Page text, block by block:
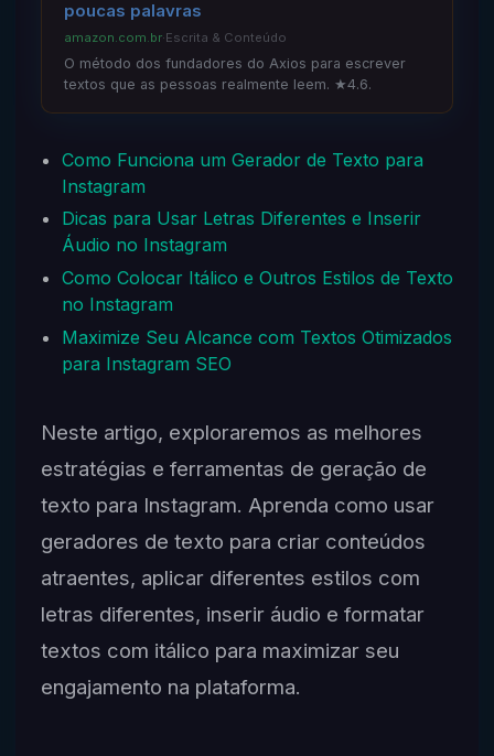
poucas palavras
amazon.com.br·Escrita & Conteúdo
O método dos fundadores do Axios para escrever
textos que as pessoas realmente leem. ★4.6.
Como Funciona um Gerador de Texto para
Instagram
Dicas para Usar Letras Diferentes e Inserir
Áudio no Instagram
Como Colocar Itálico e Outros Estilos de Texto
no Instagram
Maximize Seu Alcance com Textos Otimizados
para Instagram SEO
Neste artigo, exploraremos as melhores
estratégias e ferramentas de geração de
texto para Instagram. Aprenda como usar
geradores de texto para criar conteúdos
atraentes, aplicar diferentes estilos com
letras diferentes, inserir áudio e formatar
textos com itálico para maximizar seu
engajamento na plataforma.